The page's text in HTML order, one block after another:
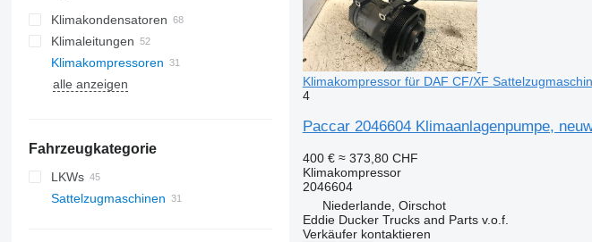
Klimakondensatoren
Klimaleitungen
Klimakompressoren
alle anzeigen
Fahrzeugkategorie
LKWs
Sattelzugmaschinen
Klimakompressor für DAF CF/XF
4
Paccar 2046604 Klimaanlagenpumpe,
400 € ≈ 373,80 CHF
Klimakompressor
2046604
Niederlande, Oirschot
Eddie Ducker Trucks and Parts v.o.f.
Verkäufer kontaktieren